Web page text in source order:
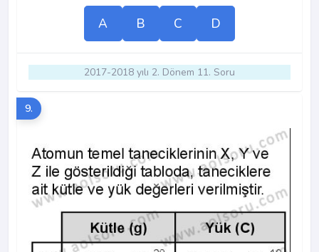
A B C D
2017-2018 yılı 2. Dönem 11. Soru
9.